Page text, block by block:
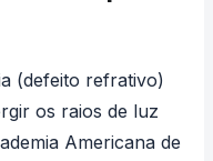
(defeito refrativo)
os raios de luz
Americana de